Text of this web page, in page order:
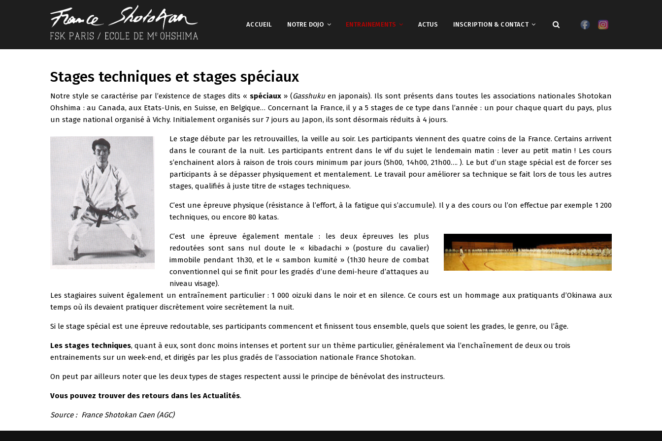
ACCUEIL NOTRE DOJO ENTRAINEMENTS ACTUS INSCRIPTION & CONTACT
Stages techniques et stages spéciaux
Notre style se caractérise par l’existence de stages dits « spéciaux » (Gasshukuen japonais). Ils sont présents dans toutes les associations nationales Shotokan
Ohshima : au Canada, aux Etats-Unis, en Suisse, en Belgique… Concernant la France, il y a 5 stages de ce type dans l’année : un pour chaque quart du pays, plus
un stage national organisé à Vichy. Initialement organisés sur 7 jours au Japon, ils sont désormais réduits à 4 jours.
Le stage débute par les retrouvailles, la veille au soir. Les participants viennent des quatre coins de la France. Certains arrivent
dans le courant de la nuit. Les participants entrent dans le vif du sujet le lendemain matin : lever au petit matin ! Les cours
s’enchainent alors à raison de trois cours minimum par jours (5h00, 14h00, 21h00…. ). Le but d’un stage spécial est de forcer ses
participants à se dépasser physiquement et mentalement. Le travail pour améliorer sa technique se fait lors de tous les autres
stages, qualifiés à juste titre de «stages techniques».
C’est une épreuve physique (résistance à l’effort, à la fatigue qui s’accumule). Il y a des cours ou l’on effectue par exemple 1 200
techniques, ou encore 80 katas.
C’est une épreuve également mentale : les deux épreuves les plus
redoutées sont sans nul doute le « kibadachi » (posture du cavalier)
immobile pendant 1h30, et le « sambon kumité » (1h30 heure de combat
conventionnel qui se finit pour les gradés d’une demi-heure d’attaques au
niveau visage).
Les stagiaires suivent également un entraînement particulier : 1 000 oizuki dans le noir et en silence. Ce cours est un hommage aux pratiquants d’Okinawa aux
temps où ils devaient pratiquer discrètement voire secrètement la nuit.
Si le stage spécial est une épreuve redoutable, ses participants commencent et finissent tous ensemble, quels que soient les grades, le genre, ou l’âge.
Les stages techniques, quant à eux, sont donc moins intenses et portent sur un thème particulier, généralement via l’enchaînement de deux ou trois
entrainements sur un week-end, et dirigés par les plus gradés de l’association nationale France Shotokan.
On peut par ailleurs noter que les deux types de stages respectent aussi le principe de bénévolat des instructeurs.
Vous pouvez trouver des retours dans les Actualités.
Source : France Shotokan Caen (AGC)